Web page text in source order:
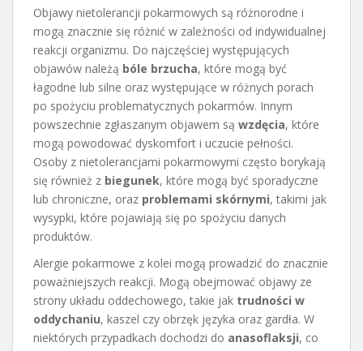
Objawy nietolerancji pokarmowych są różnorodne i
mogą znacznie się różnić w zależności od indywidualnej
reakcji organizmu. Do najczęściej występujących
objawów należą bóle brzucha, które mogą być
łagodne lub silne oraz występujące w różnych porach
po spożyciu problematycznych pokarmów. Innym
powszechnie zgłaszanym objawem są wzdęcia, które
mogą powodować dyskomfort i uczucie pełności.
Osoby z nietolerancjami pokarmowymi często borykają
się również z biegunek, które mogą być sporadyczne
lub chroniczne, oraz problemami skórnymi, takimi jak
wysypki, które pojawiają się po spożyciu danych
produktów.
Alergie pokarmowe z kolei mogą prowadzić do znacznie
poważniejszych reakcji. Mogą obejmować objawy ze
strony układu oddechowego, takie jak trudności w
oddychaniu, kaszel czy obrzęk języka oraz gardła. W
niektórych przypadkach dochodzi do anasoflaksji, co